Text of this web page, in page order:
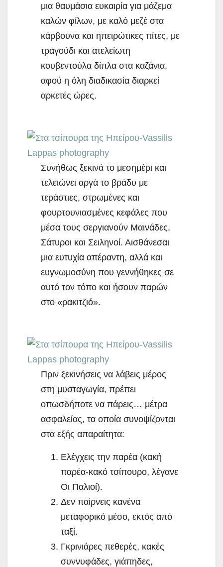
μια θαυμάσια ευκαιρία για μάζεμα
καλών φίλων, με καλό μεζέ στα
κάρβουνα και ηπειρώτικες πίτες, με
τραγούδι και ατελείωτη
κουβεντούλα δίπλα στα καζάνια,
αφού η όλη διαδικασία διαρκεί
αρκετές ώρες.
Συνήθως ξεκινά το μεσημέρι και
τελειώνει αργά το βράδυ με
τεράστιες, στρωμένες και
φουρτουνιασμένες κεφάλες που
μέσα τους σεργιανούν Μαινάδες,
Σάτυροι και Σειληνοί. Αισθάνεσαι
μια ευτυχία απέραντη, αλλά και
ευγνωμοσύνη που γεννήθηκες σε
αυτό τον τόπο και ήσουν παρών
στο «ρακιτζιό».
Πριν ξεκινήσεις να λάβεις μέρος
στη μυσταγωγία, πρέπει
οπωσδήποτε να πάρεις… μέτρα
ασφαλείας, τα οποία συνοψίζονται
στα εξής απαραίτητα:
Ελέγχεις την παρέα (κακή
παρέα-κακό τσίπουρο, λέγανε
Οι Παλιοί).
Δεν παίρνεις κανένα
μεταφορικό μέσο, εκτός από
ταξί.
Γκρινιάρες πεθερές, κακές
συννυφάδες, γιάπηδες,